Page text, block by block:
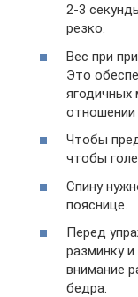
2-3
резко.
Вес при
Это
отношении
Чтобы
чтобы
Спину
пояснице.
Перед
разминку
внимание
бедра.